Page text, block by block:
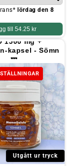
lördag den 8
till 54.25 kr
1500 mg +
kapsel - Sömn
💤
Utgått ur tryck